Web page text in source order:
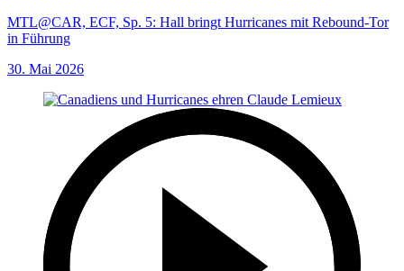
MTL@CAR, ECF, Sp. 5: Hall bringt Hurricanes mit Rebound-Tor
in Führung
30. Mai 2026